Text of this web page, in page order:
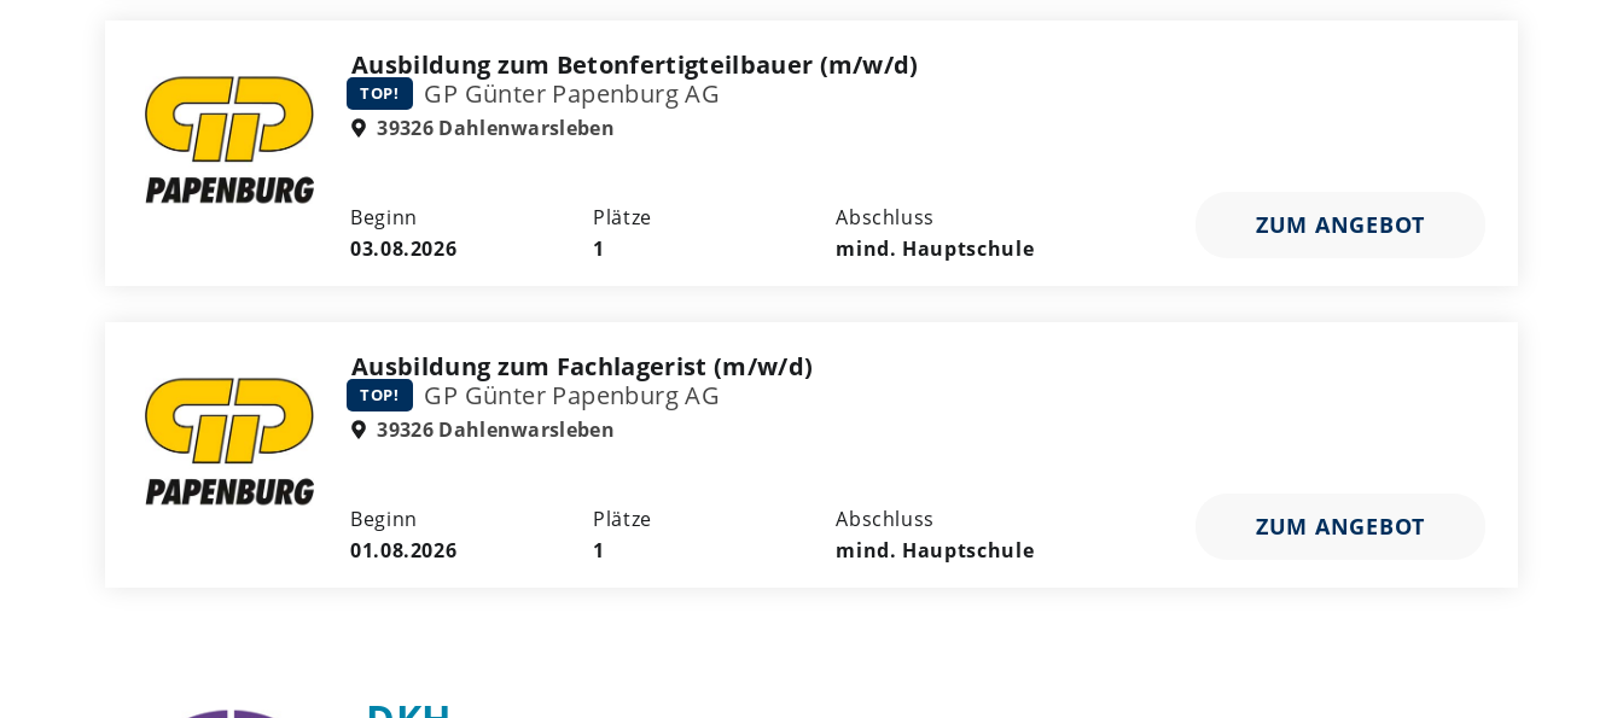
Ausbildung zum Betonfertigteilbauer (m/w/d)
TOP! GP Günter Papenburg AG
39326 Dahlenwarsleben
Beginn
03.08.2026
Plätze
1
Abschluss
mind. Hauptschule
ZUM ANGEBOT
Ausbildung zum Fachlagerist (m/w/d)
TOP! GP Günter Papenburg AG
39326 Dahlenwarsleben
Beginn
01.08.2026
Plätze
1
Abschluss
mind. Hauptschule
ZUM ANGEBOT